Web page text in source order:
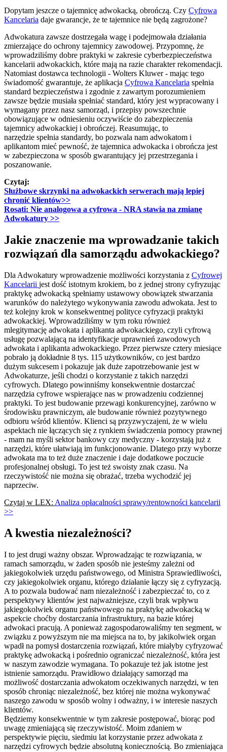
Dopytam jeszcze o tajemnicę adwokacką, obrończą. Czy Cyfrowa
Kancelaria daje gwarancje, że te tajemnice nie będą zagrożone?
Adwokatura zawsze dostrzegała wagę i podejmowała działania
zmierzające do ochrony tajemnicy zawodowej. Przypomnę, że
wprowadziliśmy dobre praktyki w zakresie cyberbezpieczeństwa
kancelarii adwokackich, które mają na razie charakter rekomendacji.
Natomiast dostawca technologii - Wolters Kluwer - mając tego
świadomość gwarantuje, że aplikacja Cyfrowa Kancelaria spełnia
standard bezpieczeństwa i zgodnie z zawartym porozumieniem
zawsze będzie musiała spełniać standard, który jest wypracowany i
wymagany przez nasz samorząd, i przepisy powszechnie
obowiązujące w odniesieniu oczywiście do zabezpieczenia
tajemnicy adwokackiej i obrończej. Reasumując, to
narzędzie spełnia standardy, bo pozwala nam adwokatom i
aplikantom mieć pewność, że tajemnica adwokacka i obrończa jest
w zabezpieczona w sposób gwarantujący jej przestrzegania i
poszanowanie.
Czytaj:
Służbowe skrzynki na adwokackich serwerach mają lepiej
chronić klientów>>
Rosati: Nie analogowa a cyfrowa - NRA stawia na zmianę
Adwokatury >>
Jakie znaczenie ma wprowadzanie takich
rozwiązań dla samorządu adwokackiego?
Dla Adwokatury wprowadzenie możliwości korzystania z Cyfrowej
Kancelarii jest dość istotnym krokiem, bo z jednej strony cyfryzując
praktykę adwokacką spełniamy ustawowy obowiązek stwarzania
warunków do należytego wykonywania zawodu adwokata. Jest to
też kolejny krok w konsekwentnej polityce cyfryzacji praktyki
adwokackiej. Wprowadziliśmy w tym roku również
mlegitymację adwokata i aplikanta adwokackiego, czyli cyfrową
usługę pozwalającą na identyfikacje uprawnień zawodowych
adwokata i aplikanta adwokackiego. Przez pierwsze cztery miesiące
pobrało ją dokładnie 8 tys. 115 użytkowników, co jest bardzo
dużym sukcesem i pokazuje jak duże zapotrzebowanie jest w
Adwokaturze, jeśli chodzi o korzystanie z takich narzędzi
cyfrowych. Dlatego powinniśmy konsekwentnie dostarczać
narzędzia cyfrowe wspierające nas w prowadzeniu codziennej
praktyki. To jest budowanie przewagi konkurencyjnej, zarówno w
środowisku prawniczym, ale budowanie również pozytywnego
odbioru wśród klientów. Klienci są przyzwyczajeni, że w wielu
aspektach nie łączących się z rynkiem świadczenia pomocy prawnej
- mam na myśli sektor bankowy czy medyczny - korzystają już z
narzędzi, które ułatwiają im funkcjonowanie. Dlatego przy wyborze
adwokata ma to też duże znaczenie i daje dodatkowe poczucie
profesjonalnej obsługi. To jest też swoisty znak czasu. Na
rzeczywistość nie można się obrażać, trzeba wychodzić jej
naprzeciw.
Czytaj w LEX: Analiza opłacalności sprawy/rentowności kancelarii
>>
A kwestia niezależności?
I to jest drugi ważny obszar. Wprowadzając te rozwiązania, w
ramach samorządu, w żaden sposób nie jesteśmy zależni od
jakiegokolwiek urzędu państwowego, od Ministra Sprawiedliwości,
czy jakiegokolwiek organu, którego działanie łączy się z cyfryzacją.
A to pozwala budować nam niezależność i zabezpieczać to, co z
perspektywy klientów jest najważniejsze, czyli brak wpływu
jakiegokolwiek organu państwowego na praktykę adwokacką w
aspekcie choćby dostarczania infrastruktury, na bazie której
adwokaci pracują. A ponieważ zagospodarowaliśmy ten segment, w
związku z powyższym nie ma miejsca na to, by jakikolwiek organ
wpadł na pomysł dostarczenia rozwiązań, które miałyby cyfryzować
praktykę adwokacką i pośrednio ograniczać niezależność, która jest
w naszym zawodzie wymagana. To pokazuje też jak istotne jest
istnienie samorządu. Prawidłowo działający samorząd ma
możliwość dostarczania adwokatom oczekiwanych narzędzi, w ten
sposób chroniąc niezależność, bez której nie można wykonywać
naszego zawodu w sposób wolny i odważny, i w interesie naszych
klientów.
Będziemy konsekwentnie w tym zakresie postępować, biorąc pod
uwagę zmieniającą się rzeczywistość. Moim zdaniem w
perspektywie pięciu, siedmiu lat korzystanie przez adwokata z
narzędzi cyfrowych będzie absolutną koniecznością. Bo zmieniająca